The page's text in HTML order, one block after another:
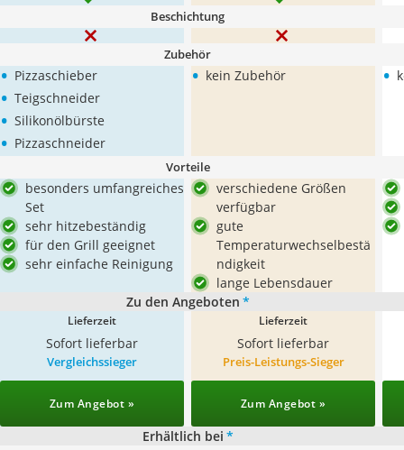
Beschichtung
Zubehör
• Pizzaschieber
• Teigschneider
• Silikonölbürste
• Pizzaschneider
• kein Zubehör •
Vorteile
besonders umfangreiches
Set
sehr hitzebeständig
für den Grill geeignet
sehr einfache Reinigung
verschiedene Größen
verfügbar
gute
Temperaturwechselbestä
ndigkeit
lange Lebensdauer
Zu den Angeboten *
Lieferzeit
Sofort lieferbar
Lieferzeit
Sofort lieferbar
Vergleichssieger
Zum Angebot »
Preis-Leistungs-Sieger
Zum Angebot »
Erhältlich bei *